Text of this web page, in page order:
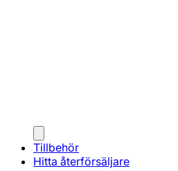
Tillbehör
Hitta återförsäljare